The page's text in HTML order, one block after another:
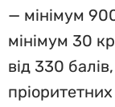
— мінімум
мінімум 30
від 330